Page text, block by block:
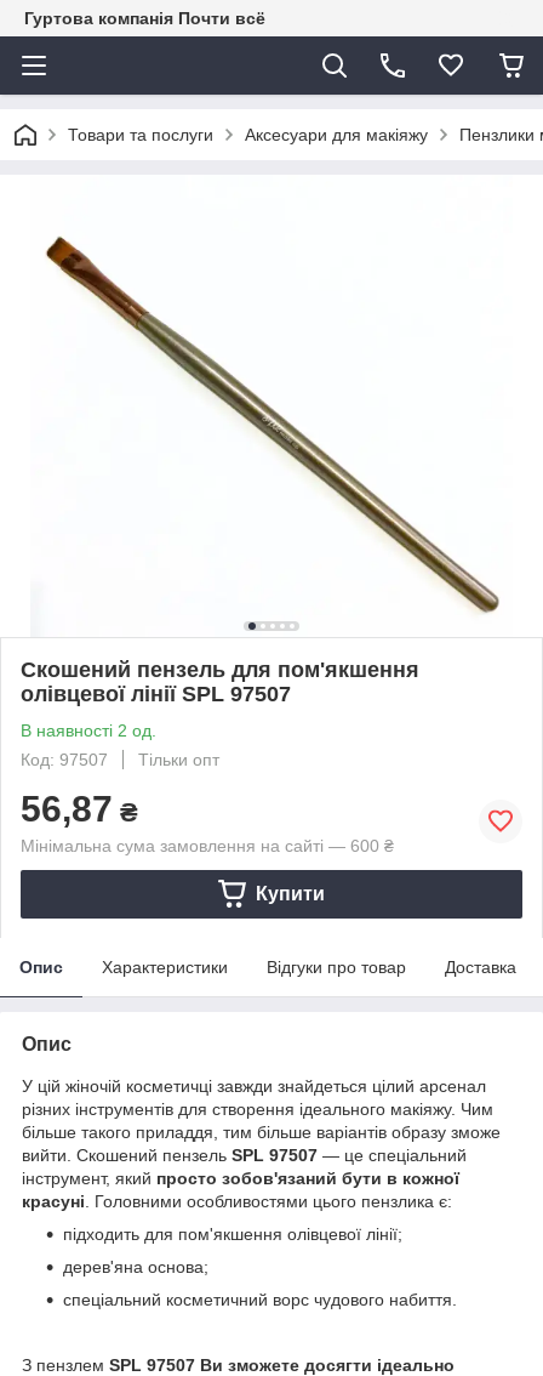
Гуртова компанія Почти всё
Товари та послуги Аксесуари для макіяжу Пензлики
Скошений пензель для пом'якшення
олівцевої лінії SPL 97507
В наявності 2 од.
Код: 97507
Тільки опт
56,87 ₴
Мінімальна сума замовлення на сайті — 600 ₴
Купити
Опис Характеристики Відгуки про товар Доставка
Опис
У цій жіночій косметичці завжди знайдеться цілий арсенал
різних інструментів для створення ідеального макіяжу. Чим
більше такого приладдя, тим більше варіантів образу зможе
вийти. Скошений пензель SPL 97507 — це спеціальний
інструмент, який просто зобов'язаний бути в кожної
красуні . Головними особливостями цього пензлика є:
підходить для пом'якшення олівцевої лінії;
дерев'яна основа;
спеціальний косметичний ворс чудового набиття.
З пензлем SPL 97507 Ви зможете досягти ідеально